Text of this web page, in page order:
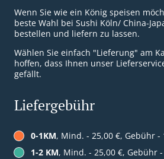
Wenn Sie wie ein König speisen
beste Wahl bei Sushi Köln/ China-
bestellen und liefern zu lassen.
Wählen Sie einfach "Lieferung" am
hoffen, dass Ihnen unser
gefällt.
Liefergebühr
0-1KM, Mind. - 25,00 €, Gebühr -
1-2 KM, Mind. - 25,00 €, Gebühr